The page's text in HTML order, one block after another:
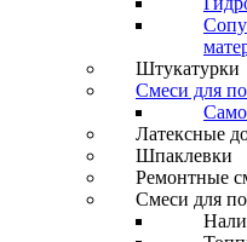
Штукатурки
Смеси для
Латексные
Шпаклевки
Ремонтные
Смеси для